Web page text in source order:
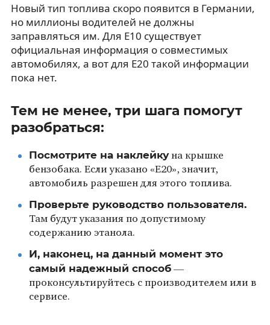
Новый тип топлива скоро появится в Германии,
но миллионы водителей не должны
заправляться им. Для E10 существует
официальная информация о совместимых
автомобилях, а вот для E20 такой информации
пока нет.
Тем не менее, три шага помогут
разобраться:
Посмотрите на наклейкуна крышке
бензобака. Если указано «E20», значит,
автомобиль разрешен для этого топлива.
Проверьте руководство пользователя.
Там будут указания по допустимому
содержанию этанола.
И, наконец, на данный момент это
самый надежный способ—
проконсультируйтесь с производителем или в
сервисе.